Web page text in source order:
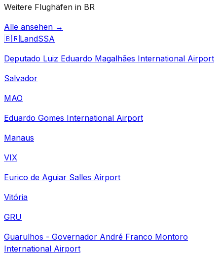
Weitere Flughäfen in BR
Alle ansehen →
🇧🇷LandSSA
Deputado Luiz Eduardo Magalhães International Airport
Salvador
MAO
Eduardo Gomes International Airport
Manaus
VIX
Eurico de Aguiar Salles Airport
Vitória
GRU
Guarulhos - Governador André Franco Montoro
International Airport